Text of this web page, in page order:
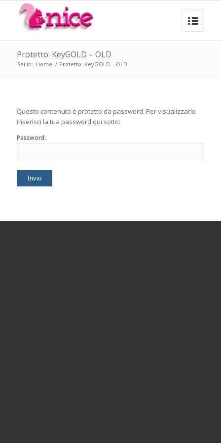
Protetto: KeyGOLD – OLD
Sei in: Home / Protetto: KeyGOLD – OLD
Questo contenuto è protetto da password. Per visualizzarlo
inserisci la tua password qui sotto:
Password: